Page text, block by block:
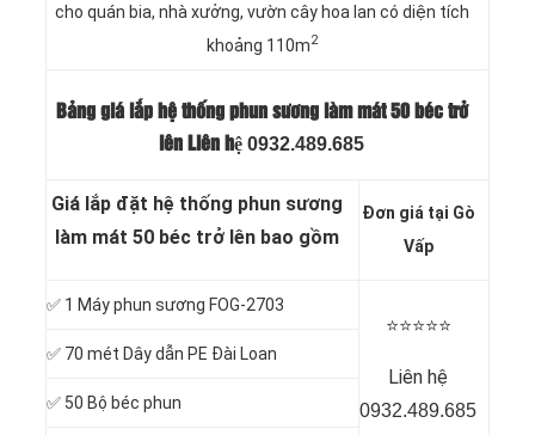
cho quán bia, nhà xưởng, vườn cây hoa lan có diện tích
khoảng 110m2
Bảng giá lắp hệ thống phun sương làm mát 50 béc trở
lên Liên hệ 0932.489.685
Giá lắp đặt hệ thống phun sương
làm mát 50 béc trở lên bao gồm
Đơn giá tại Gò
Vấp
✅ 1 Máy phun sương FOG-2703
⭐️⭐️⭐️⭐️⭐️
Liên hệ
0932.489.685
✅ 70 mét Dây dẫn PE Đài Loan
✅ 50 Bộ béc phun